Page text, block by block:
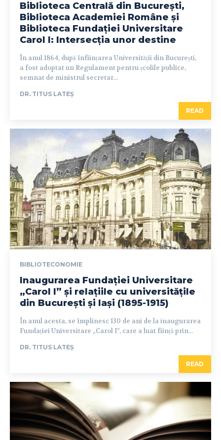
Biblioteca Centrală din București,
Biblioteca Academiei Române și
Biblioteca Fundației Universitare
Carol I: Intersecția unor destine
În anul 1864, după înființarea Universității din București,
a fost adoptat un Regulament pentru școlile publice,
semnat de ministrul secretar...
DR. TITUS LATEȘ
READ
BIBLIOTECONOMIE
Inaugurarea Fundației Universitare
„Carol I” și relațiile cu universitățile
din București și Iași (1895-1915)
În anul acesta, se împlinesc 130 de ani de la inaugurarea
Fundației Universitare „Carol I”, care a luat ființă prin...
DR. TITUS LATEȘ
READ